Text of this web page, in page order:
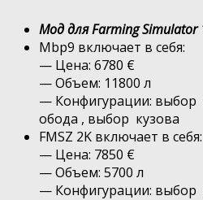
Мод для Farming Simulator
Mbp9 включает в себя:
— Цена: 6780 €
— Объем: 11800 л
— Конфигурации: выбор
обода , выбор кузова
FMSZ 2K включает в себя:
— Цена: 7850 €
— Объем: 5700 л
— Конфигурации: выбор